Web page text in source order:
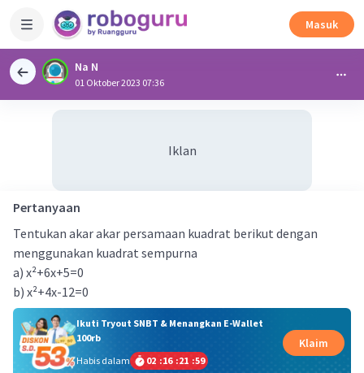
Masuk
Na N
01 Oktober 2023 07:36
Iklan
Pertanyaan
Tentukan akar akar persamaan kuadrat berikut dengan
menggunakan kuadrat sempurna
a) x²+6x+5=0
b) x²+4x-12=0
Ikuti Tryout SNBT & Menangkan E-Wallet
100rb
Habis dalam
02 :16 :21 :59
Klaim